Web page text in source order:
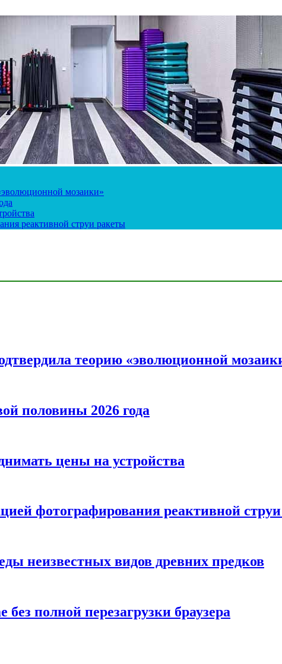
мозаики»
реактивной струи ракеты
теорию «эволюционной
половины 2026 года
цены на устройства
фотографирования реактивной
неизвестных видов древних предков
полной перезагрузки браузера